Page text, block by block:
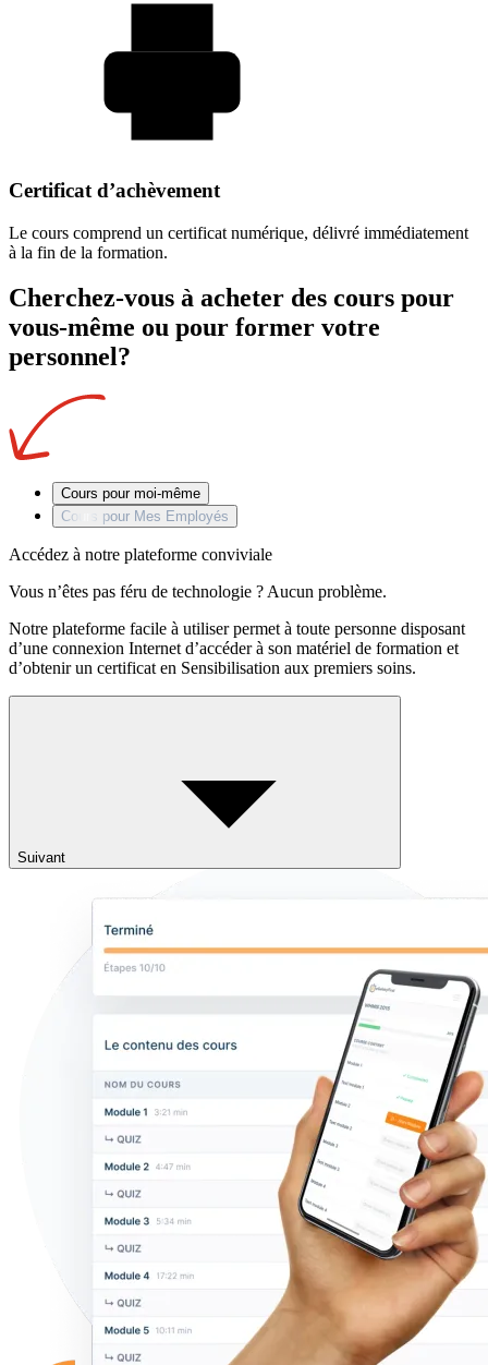
Certificat d’achèvement
Le cours comprend un certificat numérique, délivré immédiatement
à la fin de la formation.
Cherchez-vous à acheter des cours pour
vous-même ou pour former votre
personnel?
Cours pour moi-même
Cours pour Mes Employés
Accédez à notre plateforme conviviale
Vous n’êtes pas féru de technologie ? Aucun problème.
Notre plateforme facile à utiliser permet à toute personne disposant
d’une connexion Internet d’accéder à son matériel de formation et
d’obtenir un certificat en Sensibilisation aux premiers soins.
Suivant